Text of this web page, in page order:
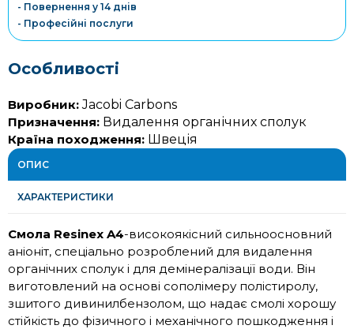
- Повернення у 14 днів
- Професійні послуги
Особливості
Виробник:Jacobi Carbons
Призначення: Видалення органічних сполук
Країна походження: Швеція
ОПИС
ХАРАКТЕРИСТИКИ
Смола Resinex A4-високоякісний сильноосновний
аніоніт, спеціально розроблений для видалення
органічних сполук і для демінералізації води. Він
виготовлений на основі сополімеру полістиролу,
зшитого дивинилбензолом, що надає смолі хорошу
стійкість до фізичного і механічного пошкодження і